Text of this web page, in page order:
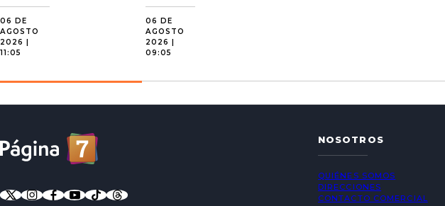
06 DE
AGOSTO
2026 |
11:05
06 DE
AGOSTO
2026 |
09:05
NOSOTROS
QUIÉNES SOMOS
DIRECCIONES
CONTACTO COMERCIAL